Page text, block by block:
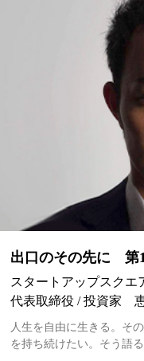
出口のその先に 第
スタートアップスクエ
代表取締役 / 投資家
人生を自由に生きる。そ
を持ち続けたい。そう語る